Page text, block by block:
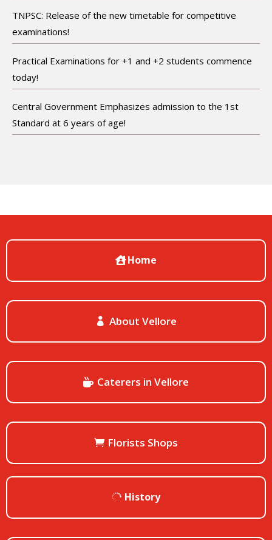
TNPSC: Release of the new timetable for competitive
examinations!
Practical Examinations for +1 and +2 students commence
today!
Central Government Emphasizes admission to the 1st
Standard at 6 years of age!
Home
About Vellore
Caterers in Vellore
Florists Shops
History